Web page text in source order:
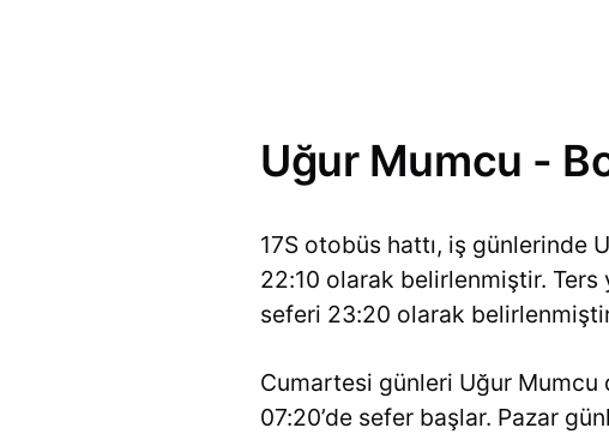
Uğur Mumcu -
17S otobüs hattı, iş günlerinde
22:10 olarak belirlenmiştir. Ters
seferi 23:20 olarak
Cumartesi günleri Uğur Mumcu
07:20’de sefer başlar. Pazar